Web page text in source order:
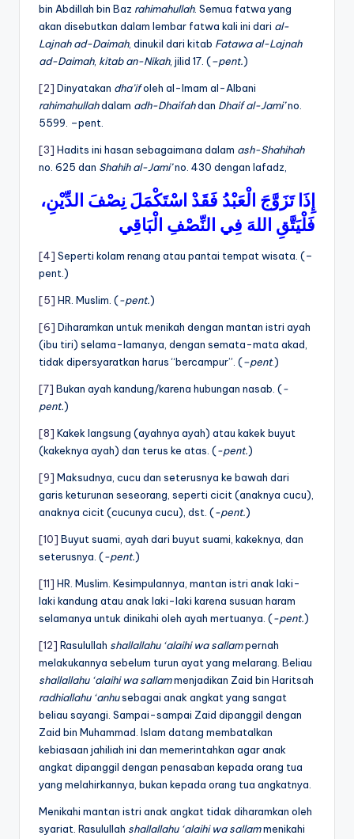
bin Abdillah bin Baz rahimahullah. Semua fatwa yang
akan disebutkan dalam lembar fatwa kali ini dari al-
Lajnah ad-Daimah, dinukil dari kitab Fatawa al-Lajnah
ad-Daimah, kitab an-Nikah, jilid 17. (–pent.)
[2] Dinyatakan dha’ifoleh al-Imam al-Albani
rahimahullahdalam adh-Dhaifahdan Dhaif al-Jami’no.
5599. –pent.
[3] Hadits ini hasan sebagaimana dalam ash-Shahihah
no. 625 dan Shahih al-Jami’no. 430 dengan lafadz,
إِذَا تَزَوَّجَ الْعَبْدُ فَقَدْ اسْتَكْمَلَ نِصْفَ الدِّيْنِ،
فَلْيَتَّقِ اللهَ فِي النِّصْفِ الْبَاقِي
[4] Seperti kolam renang atau pantai tempat wisata. (–
pent.)
[5] HR. Muslim. (-pent.)
[6] Diharamkan untuk menikah dengan mantan istri ayah
(ibu tiri) selama-lamanya, dengan semata-mata akad,
tidak dipersyaratkan harus “bercampur”. (–pent.)
[7] Bukan ayah kandung/karena hubungan nasab. (-
pent.)
[8] Kakek langsung (ayahnya ayah) atau kakek buyut
(kakeknya ayah) dan terus ke atas. (-pent.)
[9] Maksudnya, cucu dan seterusnya ke bawah dari
garis keturunan seseorang, seperti cicit (anaknya cucu),
anaknya cicit (cucunya cucu), dst. (-pent.)
[10] Buyut suami, ayah dari buyut suami, kakeknya, dan
seterusnya. (-pent.)
[11] HR. Muslim. Kesimpulannya, mantan istri anak laki-
laki kandung atau anak laki-laki karena susuan haram
selamanya untuk dinikahi oleh ayah mertuanya. (-pent.)
[12] Rasulullah shallallahu ‘alaihi wa sallampernah
melakukannya sebelum turun ayat yang melarang. Beliau
shallallahu ‘alaihi wa sallammenjadikan Zaid bin Haritsah
radhiallahu ‘anhusebagai anak angkat yang sangat
beliau sayangi. Sampai-sampai Zaid dipanggil dengan
Zaid bin Muhammad. Islam datang membatalkan
kebiasaan jahiliah ini dan memerintahkan agar anak
angkat dipanggil dengan penasaban kepada orang tua
yang melahirkannya, bukan kepada orang tua angkatnya.
Menikahi mantan istri anak angkat tidak diharamkan oleh
syariat. Rasulullah shallallahu ‘alaihi wa sallammenikahi